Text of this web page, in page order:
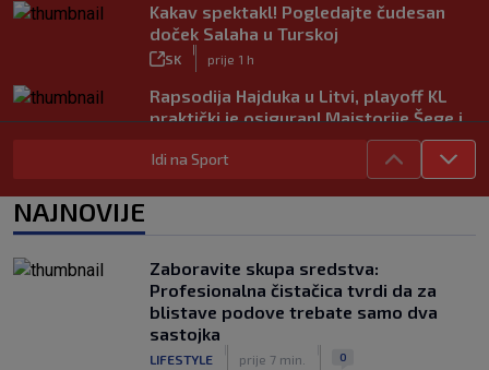
Kakav spektakl! Pogledajte čudesan
doček Salaha u Turskoj
SK prije 1 h
Rapsodija Hajduka u Litvi, playoff KL
praktički je osiguran! Majstorije Šege i
SK
|
prije 6 h
Neočekivani problemi za Dinamo:
Rijeka u Finsku nosi minimalnu
prednost, bivši vratar Dinama spriječio
veću razliku
SK prije 2 h
Idi na Sport
NAJNOVIJE
Zaboravite skupa sredstva:
Profesionalna čistačica tvrdi da za
blistave podove trebate samo dva
sastojka
LIFESTYLE prije 7 min. 0